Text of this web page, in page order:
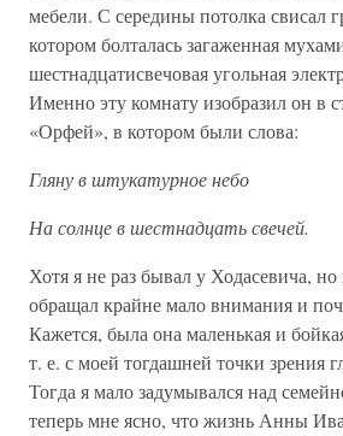
мебели. С середины потолка свисал
котором болталась загаженная
шестнадцатисвечовая угольная
Именно эту комнату изобразил он в
«Орфей», в котором были слова:
Гляну в штукатурное небо
На солнце в шестнадцать свечей.
Хотя я не раз бывал у Ходасевича,
обращал крайне мало внимания и
Кажется, была она маленькая и
т. е. с моей тогдашней точки зрения
Тог­да я мало задумывался над
теперь мне ясно, что жизнь Анны